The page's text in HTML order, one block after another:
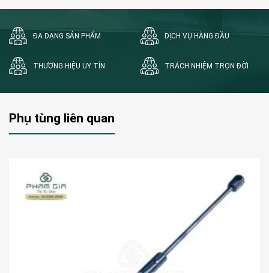
ĐA DẠNG SẢN PHẨM DỊCH VỤ HÀNG ĐẦU
THƯƠNG HIỆU UY TÍN TRÁCH NHIỆM TRỌN ĐỜI
Phụ tùng liên quan